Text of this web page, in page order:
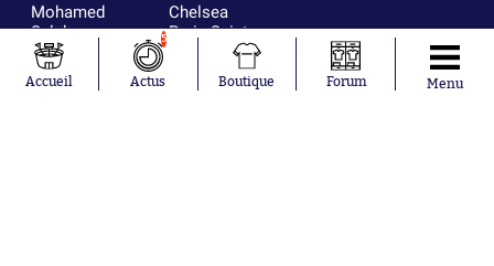
Mohamed
Salah
Mykhailo
Mudryk
Neymar
Chelsea
Paris Saint-
Bordeaux
Olympique
Accueil
5
Actus Boutique Forum Menu